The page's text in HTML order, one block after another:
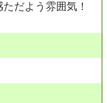
だよう雰囲気！